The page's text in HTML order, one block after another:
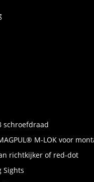
schroefdraad
M-LOK voor
richtkijker of red-dot
Sights